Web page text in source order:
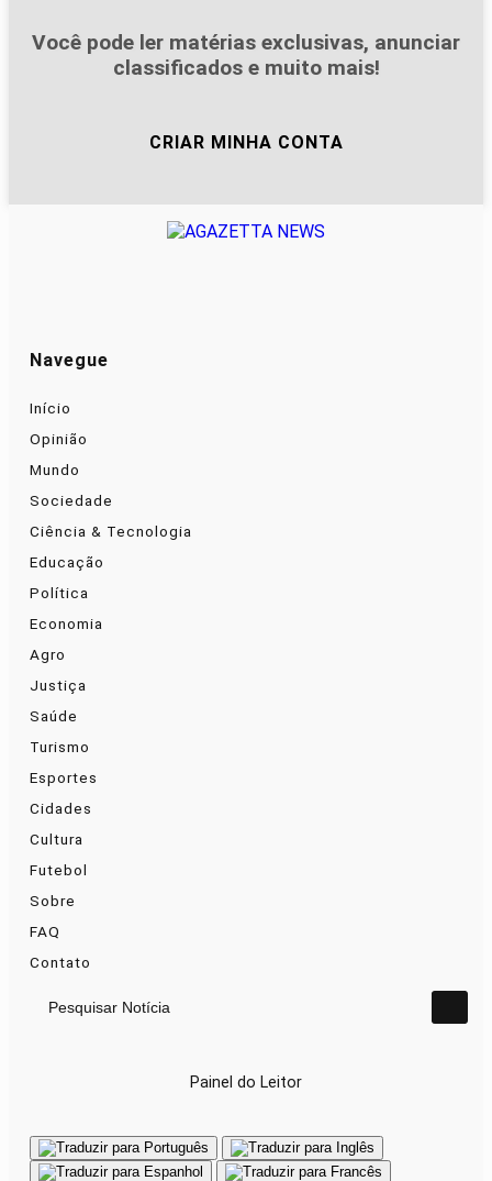
Você pode ler matérias exclusivas, anunciar
classificados e muito mais!
CRIAR MINHA CONTA
Navegue
Início
Opinião
Mundo
Sociedade
Ciência & Tecnologia
Educação
Política
Economia
Agro
Justiça
Saúde
Turismo
Esportes
Cidades
Cultura
Futebol
Sobre
FAQ
Contato
Pesquisar Notícia
Painel do Leitor